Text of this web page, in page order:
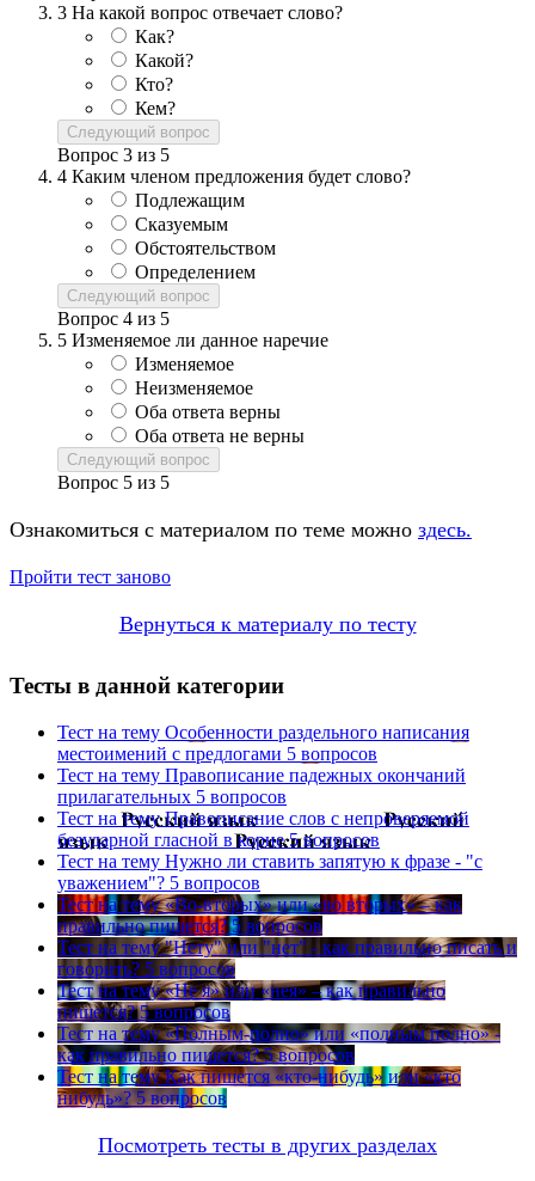
3 На какой вопрос отвечает слово?
Как?
Какой?
Кто?
Кем?
Следующий вопрос
Вопрос 3 из 5
4 Каким членом предложения будет слово?
Подлежащим
Сказуемым
Обстоятельством
Определением
Следующий вопрос
Вопрос 4 из 5
5 Изменяемое ли данное наречие
Изменяемое
Неизменяемое
Оба ответа верны
Оба ответа не верны
Следующий вопрос
Вопрос 5 из 5
Ознакомиться с материалом по теме можно здесь.
Пройти тест заново
Вернуться к материалу по тесту
Тесты в данной категории
Тест на тему Особенности раздельного написания
местоимений с предлогами 5 вопросов
Тест на тему Правописание падежных окончаний
прилагательных 5 вопросов
Тест на тему Правописание слов с непроверяемой
безударной гласной в корне 5 вопросов
Тест на тему Нужно ли ставить запятую к фразе - "с
уважением"? 5 вопросов
Тест на тему «Во-вторых» или «во вторых» – как
правильно пишется? 5 вопросов
Тест на тему "Нету" или "нет" - как правильно писать и
говорить? 5 вопросов
Тест на тему «Не я» или «нея» – как правильно
пишется? 5 вопросов
Тест на тему «Полным-полно» или «полным полно» -
как правильно пишется? 5 вопросов
Тест на тему Как пишется «кто-нибудь» или «кто
нибудь»? 5 вопросов
Посмотреть тесты в других разделах